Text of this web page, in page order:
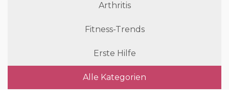
Arthritis
Fitness-Trends
Erste Hilfe
Alle Kategorien